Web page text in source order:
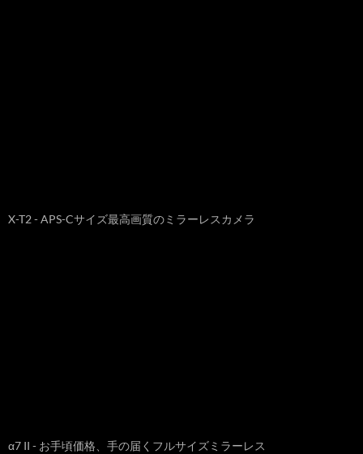
X-T2 - APS-Cサイズ最高画質のミラーレスカメラ
α7 II - お手頃価格、手の届くフルサイズミラーレス